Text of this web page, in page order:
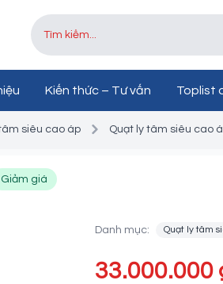
Kiến thức – Tư vấn Toplist
siêu cao áp Quạt ly tâm siêu cao
Giảm giá
Danh mục: Quạt ly tâm
33.000.000